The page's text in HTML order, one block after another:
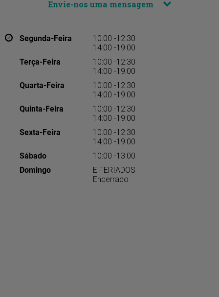
Envie-nos uma mensagem
Segunda-Feira
10:00 -12:30
14:00 -19:00
Terça-Feira
10:00 -12:30
14:00 -19:00
Quarta-Feira
10:00 -12:30
14:00 -19:00
Quinta-Feira
10:00 -12:30
14:00 -19:00
Sexta-Feira
10:00 -12:30
14:00 -19:00
Sábado
10:00 -13:00
Domingo
E FERIADOS
Encerrado